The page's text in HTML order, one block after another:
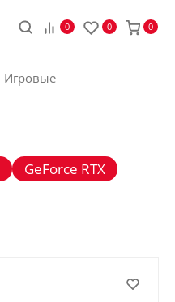
0 0 0
Игровые
GeForce RTX